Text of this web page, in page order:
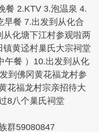
餐 2.KTV 3.泡温泉 4.
早餐 7.出发到从化合
化塘下江村参观啦两
黄迳村巢氏大宗祠堂
午餐 ）10.出发到从化
到佛冈黄花福龙村参
花福龙村宗亲招待大
8八个巢氏祠堂
群59080847